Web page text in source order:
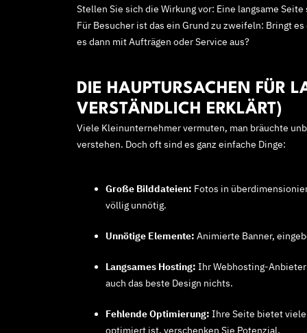
Stellen Sie sich die Wirkung vor: Eine langsame
Für Besucher ist das ein Grund zu zweifeln: Bringt
es dann mit Aufträgen oder Service aus?
DIE HAUPTURSACHEN FÜR
VERSTÄNDLICH ERKLÄRT)
Viele Kleinunternehmer vermuten, man bräuchte
verstehen. Doch oft sind es ganz einfache Dinge:
Große Bilddateien: Fotos in
völlig unnötig.
Unnötige Elemente: Animierte Banner,
Langsames Hosting: Ihr Webhosting-
auch das beste Design nichts.
Fehlende Optimierung: Ihre Seite bietet
optimiert ist, verschenken Sie Potenzial.